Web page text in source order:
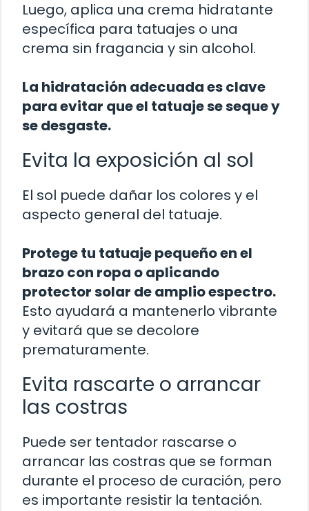
Luego, aplica una crema hidratante
específica para tatuajes o una
crema sin fragancia y sin alcohol.
La hidratación adecuada es clave
para evitar que el tatuaje se seque y
se desgaste.
Evita la exposición al sol
El sol puede dañar los colores y el
aspecto general del tatuaje.
Protege tu tatuaje pequeño en el
brazo con ropa o aplicando
protector solar de amplio espectro.
Esto ayudará a mantenerlo vibrante
y evitará que se decolore
prematuramente.
Evita rascarte o arrancar
las costras
Puede ser tentador rascarse o
arrancar las costras que se forman
durante el proceso de curación, pero
es importante resistir la tentación.